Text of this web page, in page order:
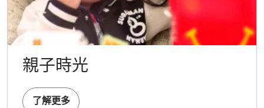
親子時光
了解更多